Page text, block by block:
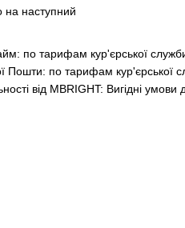
на наступний
по тарифам кур'єрської
Пошти: по тарифам кур'єрської
від MBRIGHT: Вигідні умови